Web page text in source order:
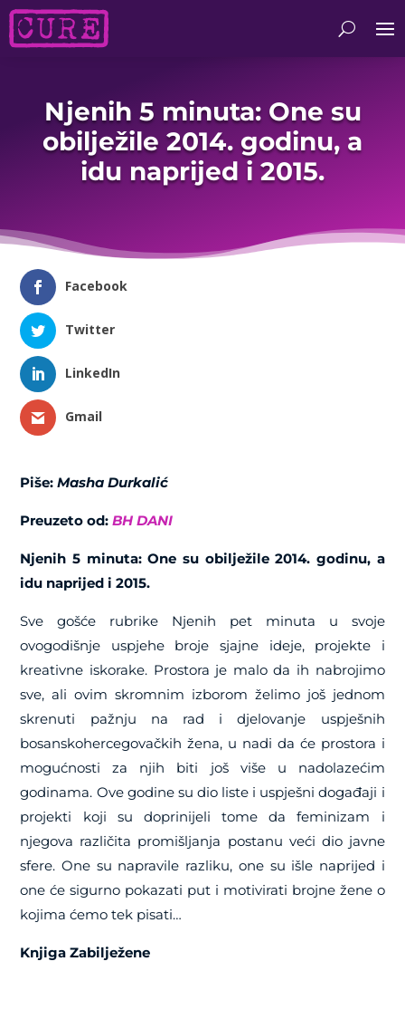
Njenih 5 minuta: One su
obilježile 2014. godinu, a
idu naprijed i 2015.
Facebook
Twitter
LinkedIn
Gmail
Piše:Masha Durkalić
Preuzeto od:BH DANI
Njenih 5 minuta: One su obilježile 2014. godinu, a
idu naprijed i 2015.
Sve gošće rubrike Njenih pet minuta u svoje
ovogodišnje uspjehe broje sjajne ideje, projekte i
kreativne iskorake. Prostora je malo da ih nabrojimo
sve, ali ovim skromnim izborom želimo još jednom
skrenuti pažnju na rad i djelovanje uspješnih
bosanskohercegovačkih žena, u nadi da će prostora i
mogućnosti za njih biti još više u nadolazećim
godinama. Ove godine su dio liste i uspješni događaji i
projekti koji su doprinijeli tome da feminizam i
njegova različita promišljanja postanu veći dio javne
sfere. One su napravile razliku, one su išle naprijed i
one će sigurno pokazati put i motivirati brojne žene o
kojima ćemo tek pisati…
Knjiga Zabilježene